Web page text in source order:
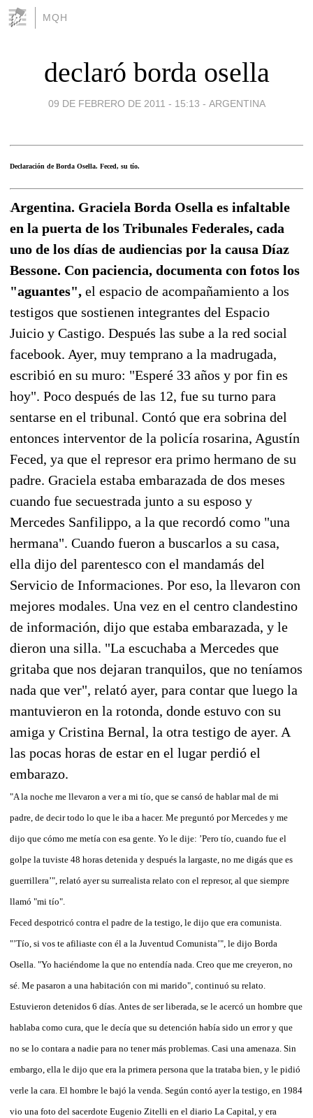
MQH
declaró borda osella
09 DE FEBRERO DE 2011 - 15:13 - ARGENTINA
Declaración de Borda Osella. Feced, su tío.
Argentina. Graciela Borda Osella es infaltable
en la puerta de los Tribunales Federales, cada
uno de los días de audiencias por la causa Díaz
Bessone. Con paciencia, documenta con fotos los
"aguantes", el espacio de acompañamiento a los
testigos que sostienen integrantes del Espacio
Juicio y Castigo. Después las sube a la red social
facebook. Ayer, muy temprano a la madrugada,
escribió en su muro: "Esperé 33 años y por fin es
hoy". Poco después de las 12, fue su turno para
sentarse en el tribunal. Contó que era sobrina del
entonces interventor de la policía rosarina, Agustín
Feced, ya que el represor era primo hermano de su
padre. Graciela estaba embarazada de dos meses
cuando fue secuestrada junto a su esposo y
Mercedes Sanfilippo, a la que recordó como "una
hermana". Cuando fueron a buscarlos a su casa,
ella dijo del parentesco con el mandamás del
Servicio de Informaciones. Por eso, la llevaron con
mejores modales. Una vez en el centro clandestino
de información, dijo que estaba embarazada, y le
dieron una silla. "La escuchaba a Mercedes que
gritaba que nos dejaran tranquilos, que no teníamos
nada que ver", relató ayer, para contar que luego la
mantuvieron en la rotonda, donde estuvo con su
amiga y Cristina Bernal, la otra testigo de ayer. A
las pocas horas de estar en el lugar perdió el
embarazo.
"A la noche me llevaron a ver a mi tío, que se cansó de hablar mal de mi
padre, de decir todo lo que le iba a hacer. Me preguntó por Mercedes y me
dijo que cómo me metía con esa gente. Yo le dije: ’Pero tío, cuando fue el
golpe la tuviste 48 horas detenida y después la largaste, no me digás que es
guerrillera’", relató ayer su surrealista relato con el represor, al que siempre
llamó "mi tío".
Feced despotricó contra el padre de la testigo, le dijo que era comunista.
"’Tío, si vos te afiliaste con él a la Juventud Comunista’", le dijo Borda
Osella. "Yo haciéndome la que no entendía nada. Creo que me creyeron, no
sé. Me pasaron a una habitación con mi marido", continuó su relato.
Estuvieron detenidos 6 días. Antes de ser liberada, se le acercó un hombre que
hablaba como cura, que le decía que su detención había sido un error y que
no se lo contara a nadie para no tener más problemas. Casi una amenaza. Sin
embargo, ella le dijo que era la primera persona que la trataba bien, y le pidió
verle la cara. El hombre le bajó la venda. Según contó ayer la testigo, en 1984
vio una foto del sacerdote Eugenio Zitelli en el diario La Capital, y era